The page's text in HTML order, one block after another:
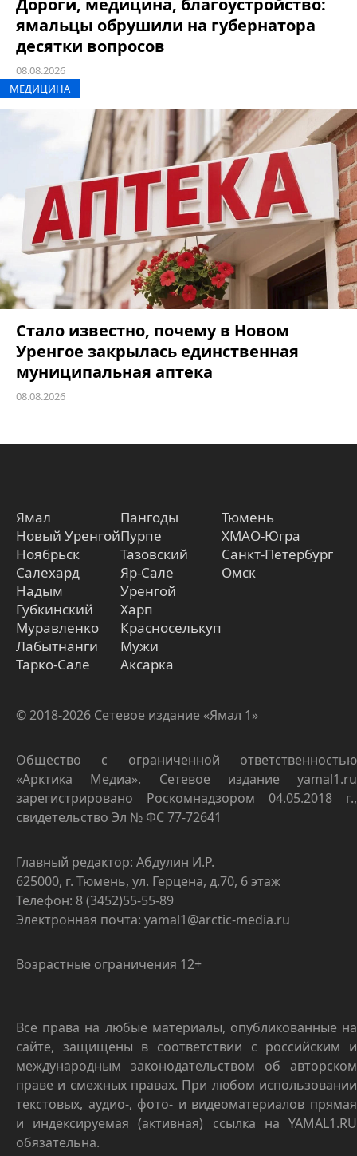
ямальцы обрушили на губернатора
десятки вопросов
08.08.2026
МЕДИЦИНА
Стало известно, почему в Новом
Уренгое закрылась единственная
муниципальная аптека
08.08.2026
Ямал
Новый Уренгой
Ноябрьск
Салехард
Надым
Губкинский
Муравленко
Лабытнанги
Тарко-Сале
Пангоды
Пурпе
Тазовский
Яр-Сале
Уренгой
Харп
Красноселькуп
Мужи
Аксарка
Тюмень
ХМАО-Югра
Санкт-Петербург
Омск
© 2018-2026 Сетевое издание «Ямал 1»
Общество с ограниченной ответственностью
«Арктика Медиа». Сетевое издание yamal1.ru
зарегистрировано Роскомнадзором 04.05.2018 г.,
свидетельство Эл № ФС 77-72641
Главный редактор: Абдулин И.Р.
625000, г. Тюмень, ул. Герцена, д.70, 6 этаж
Телефон: 8 (3452)55-55-89
Электронная почта: yamal1@arctic-media.ru
Возрастные ограничения 12+
Все права на любые материалы, опубликованные на
сайте, защищены в соответствии с российским и
международным законодательством об авторском
праве и смежных правах. При любом использовании
текстовых, аудио-, фото- и видеоматериалов прямая
и индексируемая (активная) ссылка на YAMAL1.RU
обязательна.